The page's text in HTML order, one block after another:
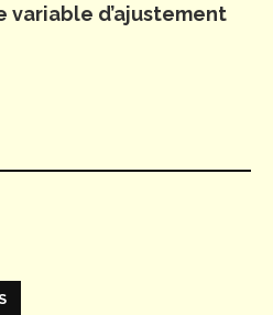
d’ajustement